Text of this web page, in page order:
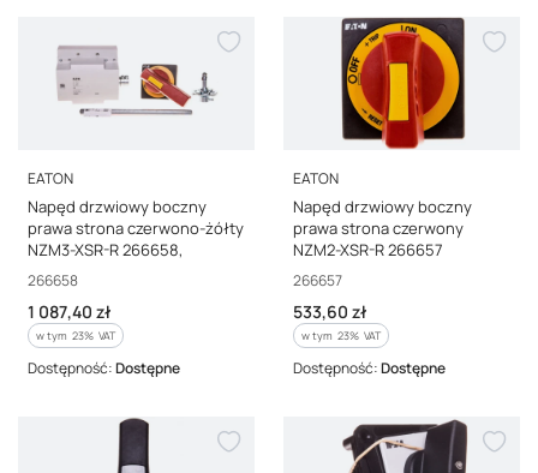
PRODUCENT
EATON
Napęd drzwiowy boczny
prawa strona czerwono-żółty
NZM3-XSR-R 266658,
Kod producenta
266658
Cena brutto
1 087,40 zł
w tym %s VAT
w tym 23% VAT
Dostępność:Dostępne
PRODUCENT
EATON
Napęd drzwiowy boczny
prawa strona czerwony
NZM2-XSR-R 266657
Kod producenta
266657
Cena brutto
533,60 zł
w tym %s VAT
w tym 23% VAT
Dostępność:Dostępne